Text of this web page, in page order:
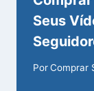
Seus
PorComprar